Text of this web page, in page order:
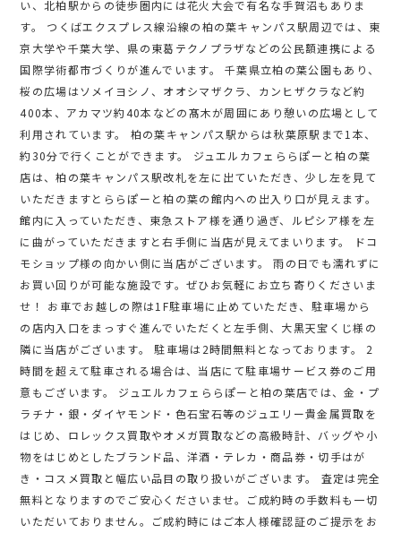
い、北柏駅からの徒歩圏内には花火大会で有名な手賀沼もありま
す。 つくばエクスプレス線沿線の柏の葉キャンパス駅周辺では、東
京大学や千葉大学、県の東葛テクノプラザなどの公民額連携による
国際学術都市づくりが進んでいます。 千葉県立柏の葉公園もあり、
桜の広場はソメイヨシノ、オオシマザクラ、カンヒザクラなど約
400本、アカマツ約40本などの髙木が周囲にあり憩いの広場として
利用されています。 柏の葉キャンパス駅からは秋葉原駅まで1本、
約30分で行くことができます。 ジュエルカフェららぽーと柏の葉
店は、柏の葉キャンパス駅改札を左に出ていただき、少し左を見て
いただきますとららぽーと柏の葉の館内への出入り口が見えます。
館内に入っていただき、東急ストア様を通り過ぎ、ルピシア様を左
に曲がっていただきますと右手側に当店が見えてまいります。 ドコ
モショップ様の向かい側に当店がございます。 雨の日でも濡れずに
お買い回りが可能な施設です。ぜひお気軽にお立ち寄りくださいま
せ！ お車でお越しの際は1F駐車場に止めていただき、駐車場から
の店内入口をまっすぐ進んでいただくと左手側、大黒天宝くじ様の
隣に当店がございます。 駐車場は2時間無料となっております。 2
時間を超えて駐車される場合は、当店にて駐車場サービス券のご用
意もございます。 ジュエルカフェららぽーと柏の葉店では、金・プ
ラチナ・銀・ダイヤモンド・色石宝石等のジュエリー貴金属買取を
はじめ、ロレックス買取やオメガ買取などの高級時計、バッグや小
物をはじめとしたブランド品、洋酒・テレカ・商品券・切手はが
き・コスメ買取と幅広い品目の取り扱いがございます。 査定は完全
無料となりますのでご安心くださいませ。ご成約時の手数料も一切
いただいておりません。ご成約時にはご本人様確認証のご提示をお